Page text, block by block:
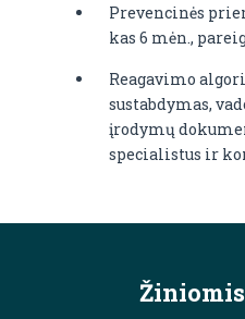
Prevencinės
kas 6 mėn.,
Reagavimo
sustabdymas,
įrodymų
specialistus ir